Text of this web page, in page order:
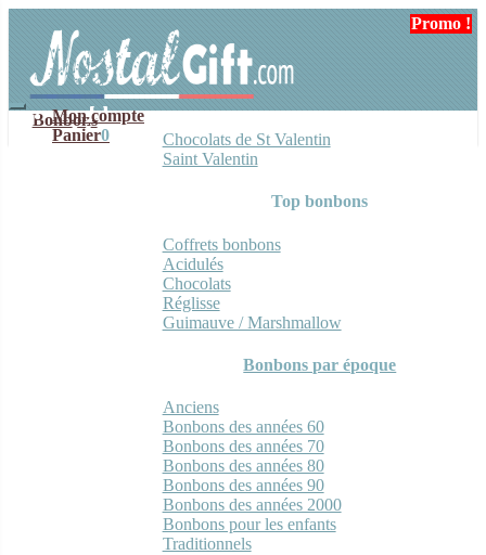
navigation
contenu
Mon compte
Panier0
Bonbons
Chocolats de St Valentin
Saint Valentin
Top bonbons
Coffrets bonbons
Acidulés
Chocolats
Réglisse
Guimauve / Marshmallow
Bonbons par époque
Anciens
Bonbons des années 60
Bonbons des années 70
Bonbons des années 80
Bonbons des années 90
Bonbons des années 2000
Bonbons pour les enfants
Traditionnels
Promo !
Promo !
Promo !
Promo !
Promo !